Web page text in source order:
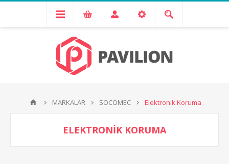
MARKALAR SOCOMEC Elektronik Koruma
ELEKTRONIK KORUMA